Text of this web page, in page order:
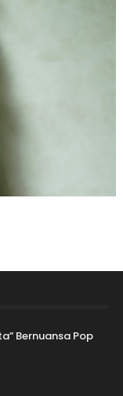
Bernuansa Pop